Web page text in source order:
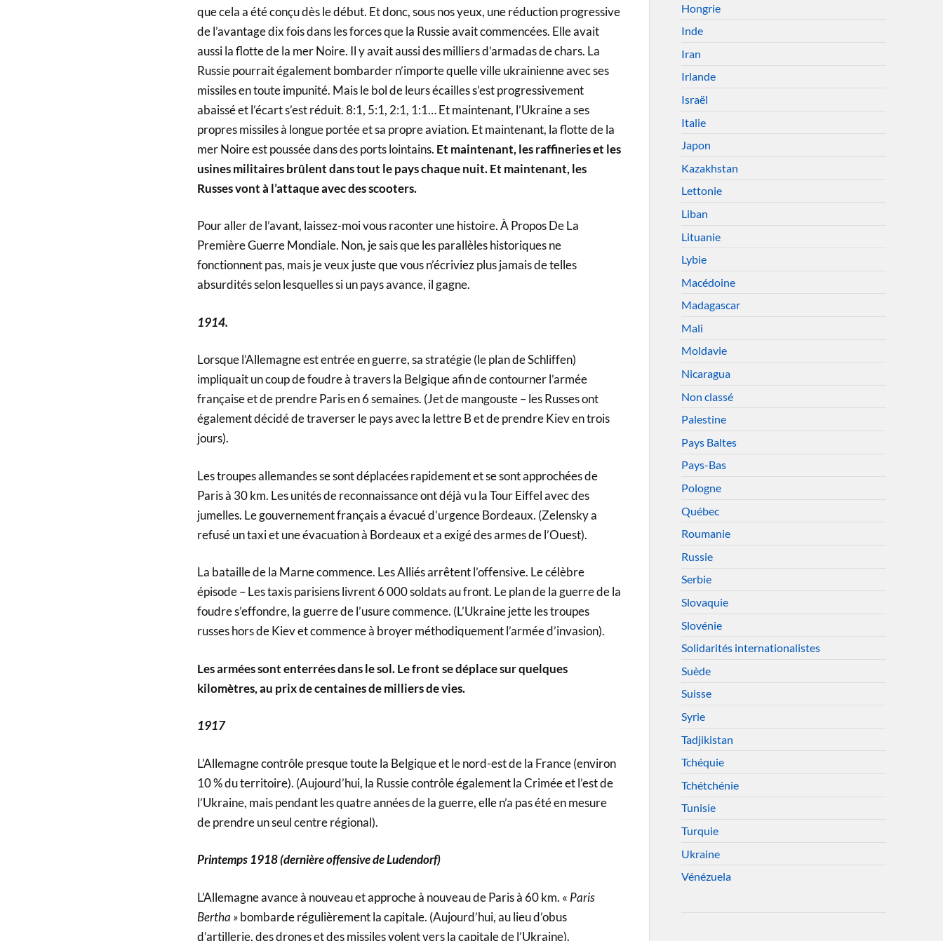
que cela a été conçu dès le début. Et donc, sous nos yeux, une réduction progressive
de l’avantage dix fois dans les forces que la Russie avait commencées. Elle avait
aussi la flotte de la mer Noire. Il y avait aussi des milliers d’armadas de chars. La
Russie pourrait également bombarder n’importe quelle ville ukrainienne avec ses
missiles en toute impunité. Mais le bol de leurs écailles s’est progressivement
abaissé et l’écart s’est réduit. 8:1, 5:1, 2:1, 1:1… Et maintenant, l’Ukraine a ses
propres missiles à longue portée et sa propre aviation. Et maintenant, la flotte de la
mer Noire est poussée dans des ports lointains. Et maintenant, les raffineries et les
usines militaires brûlent dans tout le pays chaque nuit. Et maintenant, les
Russes vont à l’attaque avec des scooters.
Pour aller de l’avant, laissez-moi vous raconter une histoire. À Propos De La
Première Guerre Mondiale. Non, je sais que les parallèles historiques ne
fonctionnent pas, mais je veux juste que vous n’écriviez plus jamais de telles
absurdités selon lesquelles si un pays avance, il gagne.
1914.
Lorsque l’Allemagne est entrée en guerre, sa stratégie (le plan de Schliffen)
impliquait un coup de foudre à travers la Belgique afin de contourner l’armée
française et de prendre Paris en 6 semaines. (Jet de mangouste – les Russes ont
également décidé de traverser le pays avec la lettre B et de prendre Kiev en trois
jours).
Les troupes allemandes se sont déplacées rapidement et se sont approchées de
Paris à 30 km. Les unités de reconnaissance ont déjà vu la Tour Eiffel avec des
jumelles. Le gouvernement français a évacué d’urgence Bordeaux. (Zelensky a
refusé un taxi et une évacuation à Bordeaux et a exigé des armes de l’Ouest).
La bataille de la Marne commence. Les Alliés arrêtent l’offensive. Le célèbre
épisode – Les taxis parisiens livrent 6 000 soldats au front. Le plan de la guerre de la
foudre s’effondre, la guerre de l’usure commence. (L’Ukraine jette les troupes
russes hors de Kiev et commence à broyer méthodiquement l’armée d’invasion).
Les armées sont enterrées dans le sol. Le front se déplace sur quelques
kilomètres, au prix de centaines de milliers de vies.
1917
L’Allemagne contrôle presque toute la Belgique et le nord-est de la France (environ
10 % du territoire). (Aujourd’hui, la Russie contrôle également la Crimée et l’est de
l’Ukraine, mais pendant les quatre années de la guerre, elle n’a pas été en mesure
de prendre un seul centre régional).
Printemps 1918 (dernière offensive de Ludendorf)
L’Allemagne avance à nouveau et approche à nouveau de Paris à 60 km. « Paris
Bertha »bombarde régulièrement la capitale. (Aujourd’hui, au lieu d’obus
d’artillerie, des drones et des missiles volent vers la capitale de l’Ukraine).
Hongrie
Inde
Iran
Irlande
Israël
Italie
Japon
Kazakhstan
Lettonie
Liban
Lituanie
Lybie
Macédoine
Madagascar
Mali
Moldavie
Nicaragua
Non classé
Palestine
Pays Baltes
Pays-Bas
Pologne
Québec
Roumanie
Russie
Serbie
Slovaquie
Slovénie
Solidarités internationalistes
Suède
Suisse
Syrie
Tadjikistan
Tchéquie
Tchétchénie
Tunisie
Turquie
Ukraine
Vénézuela